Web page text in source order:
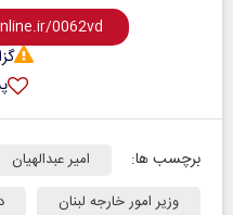
برچسب ها: امیر عبدالهیان
وزیر امور خارجه لبنان